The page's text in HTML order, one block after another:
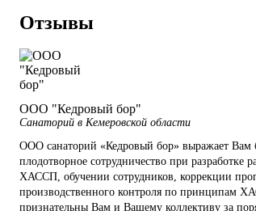
Отзывы
ООО "Кедровый бор"
Санаторий в Кемеровской области
ООО санаторий «Кедровый бор» выражает Вам
плодотворное сотрудничество при разработке
ХАССП, обучении сотрудников, коррекции
производственного контроля по принципам
признательны Вам и Вашему коллективу за